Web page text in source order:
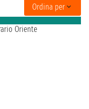
Ordina per